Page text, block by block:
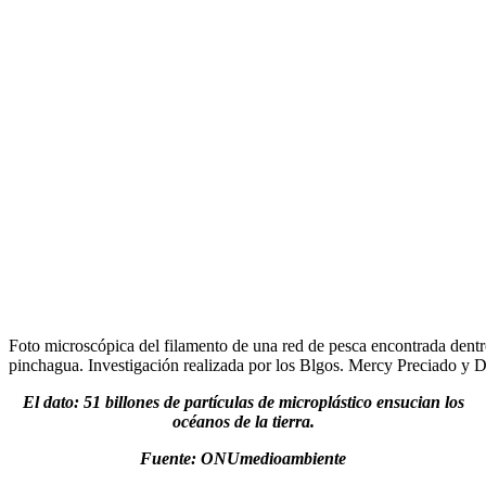
Foto microscópica del filamento de una red de pesca encontrada
pinchagua. Investigación realizada por los Blgos. Mercy Preciado y
El dato: 51 billones de partículas de microplástico ensucian los
océanos de la tierra.
Fuente: ONUmedioambiente